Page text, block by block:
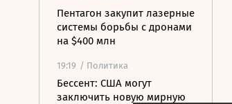
Пентагон закупит лазерные
системы борьбы с дронами
на $400 млн
19:19 / Политика
Бессент: США могут
заключить новую мирную